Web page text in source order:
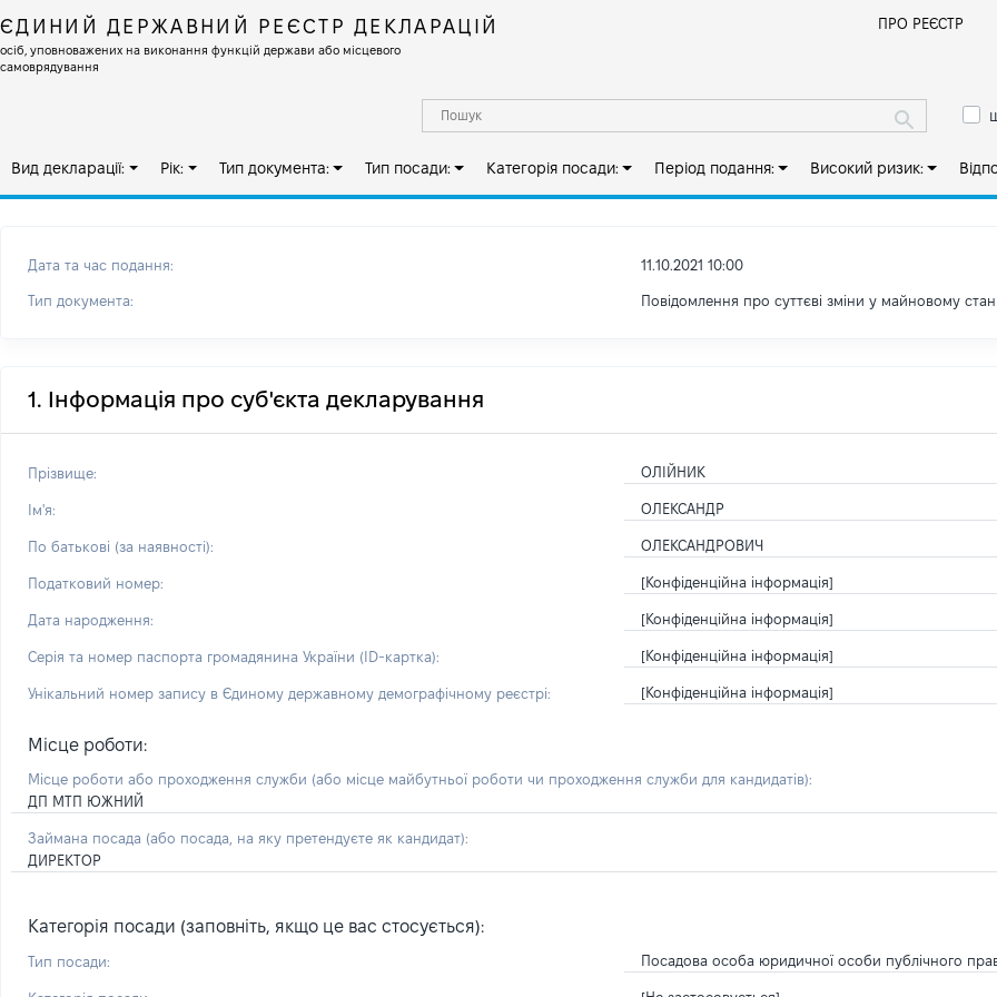
ЄДИНИЙ ДЕРЖАВНИЙ РЕЄСТР ДЕКЛАРАЦІЙ
осіб, уповноважених на виконання функцій держави або місцевого
самоврядування
ПРО РЕЄСТР
Вид декларації: Рік: Тип документа: Тип посади: Категорія посади: Період подання: Високий ризик:
Дата та час подання: 11.10.2021 10:00
Тип документа: Повідомлення про суттєві зміни y майновому
1. Інформація про суб'єкта декларування
Прізвище: ОЛІЙНИК
Ім'я: ОЛЕКСАНДР
По батькові (за наявності): ОЛЕКСАНДРОВИЧ
Податковий номер: [Конфіденційна інформація]
Дата народження: [Конфіденційна інформація]
Серія та номер паспорта громадянина України (ID-картка): [Конфіденційна інформація]
Унікальний номер запису в Єдиному державному демографічному реєстрі: [Конфіденційна інформація]
Місце роботи:
Місце роботи або проходження служби (або місце майбутньої роботи чи проходження служби для кандидатів):
ДП МТП ЮЖНИЙ
Займана посада (або посада, на яку претендуєте як кандидат):
ДИРЕКТОР
Категорія посади (заповніть, якщо це вас стосується):
Тип посади: Посадова особа юридичної особи публічного